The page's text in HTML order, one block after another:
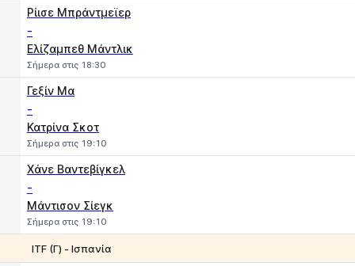
Ρίισε Μπράντμεϊερ
-
Ελίζαμπεθ Μάντλικ
Σήμερα στις 18:30
Γεξίν Μα
-
Κατρίνα Σκοτ
Σήμερα στις 19:10
Χάνε Βαντεβίγκελ
-
Μάντισον Σίεγκ
Σήμερα στις 19:10
ITF (Γ) - Ισπανία